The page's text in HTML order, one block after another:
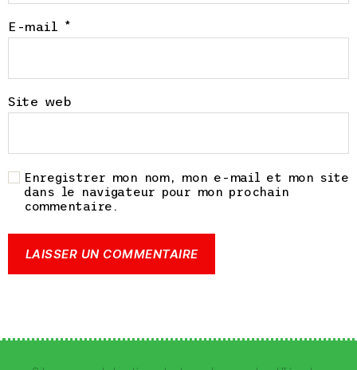
E-mail *
Site web
Enregistrer mon nom, mon e-mail et mon site
dans le navigateur pour mon prochain
commentaire.